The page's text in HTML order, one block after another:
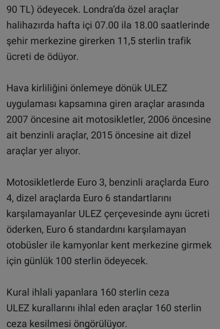
90 TL) ödeyecek. Londra’da özel araçlar
halihazırda hafta içi 07.00 ila 18.00 saatlerinde
şehir merkezine girerken 11,5 sterlin trafik
ücreti de ödüyor.
Hava kirliliğini önlemeye dönük ULEZ
uygulaması kapsamına giren araçlar arasında
2007 öncesine ait motosikletler, 2006 öncesine
ait benzinli araçlar, 2015 öncesine ait dizel
araçlar yer alıyor.
Motosikletlerde Euro 3, benzinli araçlarda Euro
4, dizel araçlarda Euro 6 standartlarını
karşılamayanlar ULEZ çerçevesinde aynı ücreti
öderken, Euro 6 standardını karşılamayan
otobüsler ile kamyonlar kent merkezine girmek
için günlük 100 sterlin ödeyecek.
Kural ihlali yapanlara 160 sterlin ceza
ULEZ kurallarını ihlal eden araçlar 160 sterlin
ceza kesilmesi öngörülüyor.